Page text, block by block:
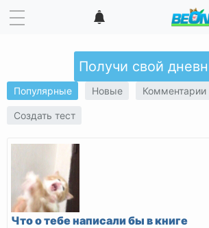
Получи свой
Популярные Новые Комментарии
Создать тест
Что о тебе написали бы в книге